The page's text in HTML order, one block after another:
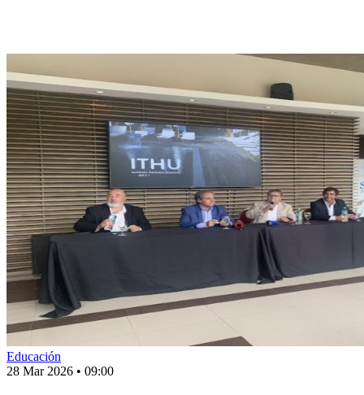
Educación
28 Mar 2026 • 09:00